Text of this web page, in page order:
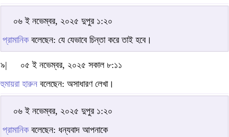
০৬ ই নভেম্বর, ২০২৫ দুপুর ১:২০
প্রামানিকবলেছেন: যে যেভাবে চিন্তা করে তাই হবে।
৯|
০৫ ই নভেম্বর, ২০২৫ সকাল ৮:১১
হুমায়রা হারুন বলেছেন: অসাধারণ লেখা।
০৬ ই নভেম্বর, ২০২৫ দুপুর ১:২০
প্রামানিকবলেছেন: ধন্যবাদ আপনাকে